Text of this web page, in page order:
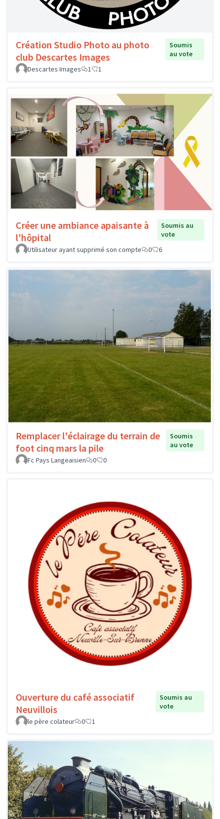
Création Studio Photo au photo
club Descartes Images
Soumis
au vote
Descartes Images
1 1
Créer une ambiance apaisante à
l'hôpital
Soumis au
vote
Utilisateur ayant supprimé son compte
0 6
Remplacer l'éclairage du terrain de
foot cinq mars la pile
Soumis
au vote
Fc Pays Langeaisien
0 0
Ouverture du café associatif
Neuvillois
Soumis au
vote
le père colateur
0 1